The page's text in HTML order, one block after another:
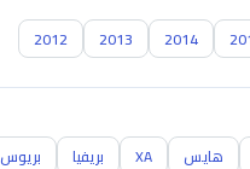
2014
2013
2012
هايس XA بريفيا بريوس